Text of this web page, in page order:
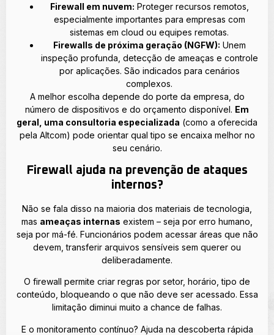
Firewall em nuvem: Proteger recursos remotos,
especialmente importantes para empresas com
sistemas em cloud ou equipes remotas.
Firewalls de próxima geração (NGFW): Unem
inspeção profunda, detecção de ameaças e controle
por aplicações. São indicados para cenários
complexos.
A melhor escolha depende do porte da empresa, do
número de dispositivos e do orçamento disponível. Em
geral, uma consultoria especializada (como a oferecida
pela Altcom) pode orientar qual tipo se encaixa melhor no
seu cenário.
Firewall ajuda na prevenção de ataques
internos?
Não se fala disso na maioria dos materiais de tecnologia,
mas ameaças internas existem – seja por erro humano,
seja por má-fé. Funcionários podem acessar áreas que não
devem, transferir arquivos sensíveis sem querer ou
deliberadamente.
O firewall permite criar regras por setor, horário, tipo de
conteúdo, bloqueando o que não deve ser acessado. Essa
limitação diminui muito a chance de falhas.
E o monitoramento contínuo? Ajuda na descoberta rápida